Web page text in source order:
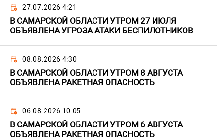
27.07.2026 4:21
В САМАРСКОЙ ОБЛАСТИ УТРОМ 27 ИЮЛЯ
ОБЪЯВЛЕНА УГРОЗА АТАКИ БЕСПИЛОТНИКОВ
08.08.2026 4:30
В САМАРСКОЙ ОБЛАСТИ УТРОМ 8 АВГУСТА
ОБЪЯВЛЕНА РАКЕТНАЯ ОПАСНОСТЬ
06.08.2026 10:05
В САМАРСКОЙ ОБЛАСТИ УТРОМ 6 АВГУСТА
ОБЪЯВЛЕНА РАКЕТНАЯ ОПАСНОСТЬ